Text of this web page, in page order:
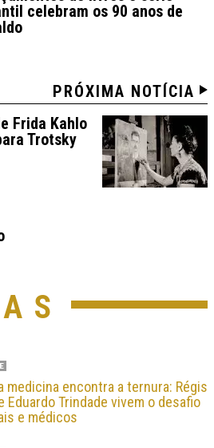
celebram os 90 anos de
PRÓXIMA NOTÍCIA
Frida Kahlo
Trotsky
medicina encontra a ternura: Régis
Eduardo Trindade vivem o desafio
e médicos